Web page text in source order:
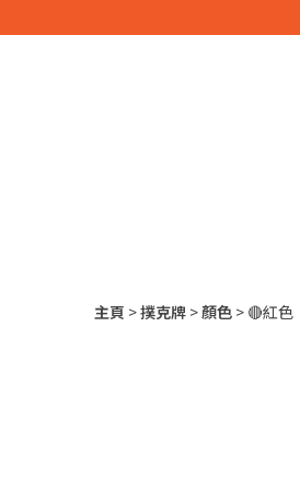
主頁 撲克牌 顏色 🔴紅色